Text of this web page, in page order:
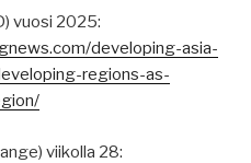
vuosi 2025:
developing-asia-
regions-as-
viikolla 28: